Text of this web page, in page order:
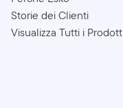
Storie dei Clienti
Visualizza Tutti i